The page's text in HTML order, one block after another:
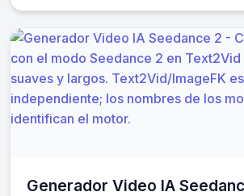
Generador Video IA